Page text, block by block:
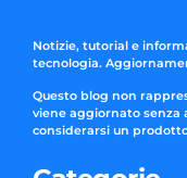
Notizie, tutorial e
tecnologia.
Questo blog non
viene aggiornato senza
considerarsi un